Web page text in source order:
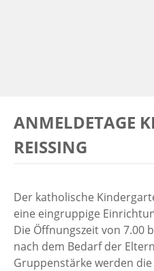
ANMELDETAGE
REISSING
Der katholische
eine eingruppige
Die Öffnungszeit von 7.00
nach dem Bedarf der
Gruppenstärke werden